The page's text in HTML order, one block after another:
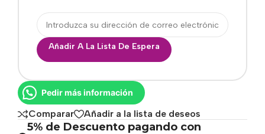
Añadir A La Lista De Espera
Pedir más información
Comparar Añadir a la lista de deseos
5% de Descuento pagando con